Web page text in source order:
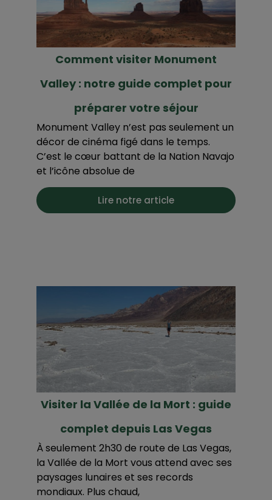
Comment visiter Monument
Valley : notre guide complet pour
préparer votre séjour
Monument Valley n’est pas seulement un
décor de cinéma figé dans le temps.
C’est le cœur battant de la Nation Navajo
et l’icône absolue de
Lire notre article
Visiter la Vallée de la Mort : guide
complet depuis Las Vegas
À seulement 2h30 de route de Las Vegas,
la Vallée de la Mort vous attend avec ses
paysages lunaires et ses records
mondiaux. Plus chaud,